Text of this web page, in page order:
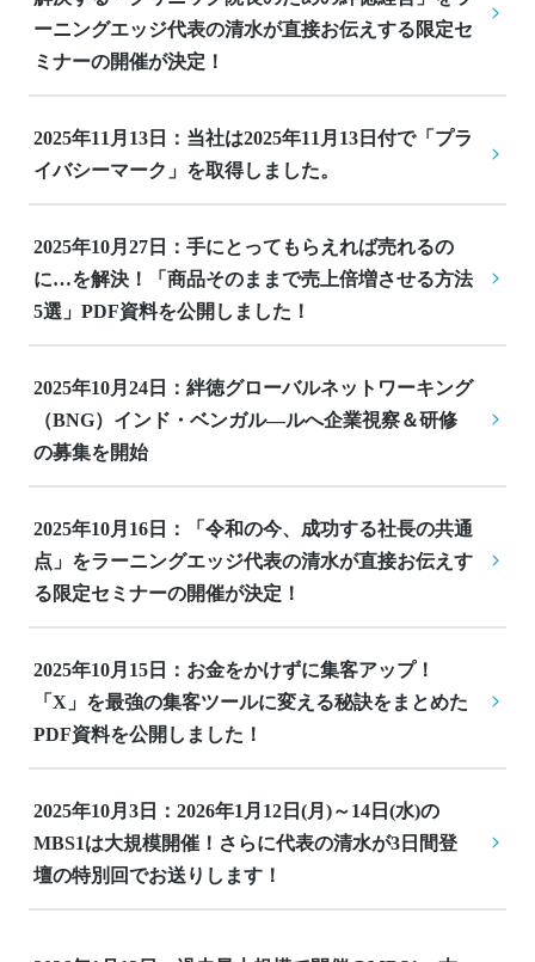
ーニングエッジ代表の清水が直接お伝えする限定セ
ミナーの開催が決定！
2025年11月13日：当社は2025年11月13日付で「プラ
イバシーマーク」を取得しました。
2025年10月27日：手にとってもらえれば売れるの
に…を解決！「商品そのままで売上倍増させる方法
5選」PDF資料を公開しました！
2025年10月24日：絆徳グローバルネットワーキング
（BNG）インド・ベンガル―ルへ企業視察＆研修
の募集を開始
2025年10月16日：「令和の今、成功する社長の共通
点」をラーニングエッジ代表の清水が直接お伝えす
る限定セミナーの開催が決定！
2025年10月15日：お金をかけずに集客アップ！
「X」を最強の集客ツールに変える秘訣をまとめた
PDF資料を公開しました！
2025年10月3日：2026年1月12日(月)～14日(水)の
MBS1は大規模開催！さらに代表の清水が3日間登
壇の特別回でお送りします！